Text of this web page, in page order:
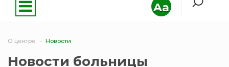
Aa
О центре Новости
Новости больницы